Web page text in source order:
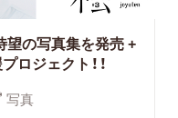
望の写真集を発売 +
ロジェクト！！
写真